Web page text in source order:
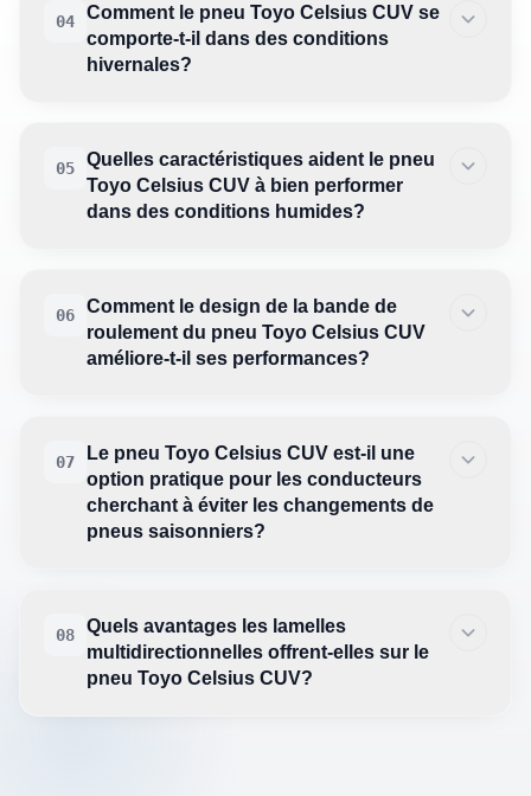
04
Comment le pneu Toyo Celsius CUV se
comporte-t-il dans des conditions
hivernales?
05
Quelles caractéristiques aident le pneu
Toyo Celsius CUV à bien performer
dans des conditions humides?
06
Comment le design de la bande de
roulement du pneu Toyo Celsius CUV
améliore-t-il ses performances?
07
Le pneu Toyo Celsius CUV est-il une
option pratique pour les conducteurs
cherchant à éviter les changements de
pneus saisonniers?
08
Quels avantages les lamelles
multidirectionnelles offrent-elles sur le
pneu Toyo Celsius CUV?